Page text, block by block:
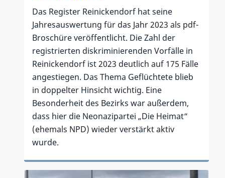
Das Register Reinickendorf hat seine
Jahresauswertung für das Jahr 2023 als pdf-
Broschüre veröffentlicht. Die Zahl der
registrierten diskriminierenden Vorfälle in
Reinickendorf ist 2023 deutlich auf 175 Fälle
angestiegen. Das Thema Geflüchtete blieb
in doppelter Hinsicht wichtig. Eine
Besonderheit des Bezirks war außerdem,
dass hier die Neonazipartei „Die Heimat“
(ehemals NPD) wieder verstärkt aktiv
wurde.
Zum Artikel